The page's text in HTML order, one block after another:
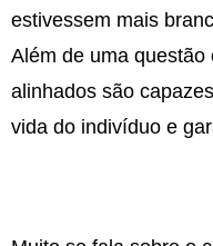
estivessem mais
Além de uma
alinhados são
vida do indivíduo e